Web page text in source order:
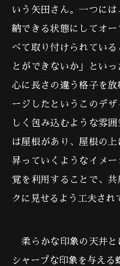
いう矢田さん。一つに
納できる状態にしてオ
べて取り付けられてい
とができないか」とい
心に長さの違う格子を
ージしたというこのデ
しく包み込むような雰
は屋根があり、屋根の
昇っていくようなイメ
覚を利用することで、
クに見せるよう工夫され
柔らかな印象の天井と
シャープな印象を与える